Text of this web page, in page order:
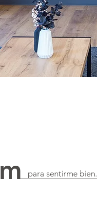
para sentirme bien.